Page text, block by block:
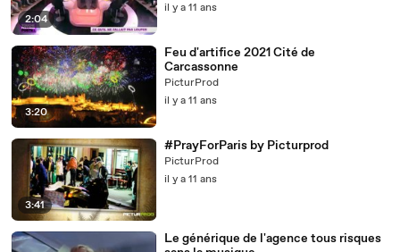
2:04
il y a 11 ans
3:20
Feu d'artifice 2021 Cité de
Carcassonne
PicturProd
il y a 11 ans
3:41
#‎PrayForParis by Picturprod
PicturProd
il y a 11 ans
Le générique de l'agence tous risques